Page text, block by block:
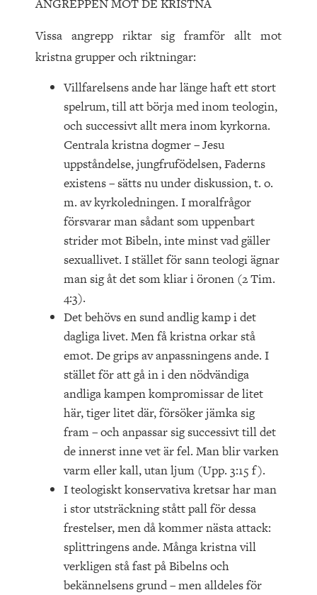
ANGREPPEN MOT DE KRISTNA
Vissa angrepp riktar sig framför allt mot
kristna grupper och riktningar:
Villfarelsens ande har länge haft ett stort
spelrum, till att börja med inom teologin,
och successivt allt mera inom kyrkorna.
Centrala kristna dogmer – Jesu
uppståndelse, jungfrufödelsen, Faderns
existens – sätts nu under diskussion, t. o.
m. av kyrkoledningen. I moralfrågor
försvarar man sådant som uppenbart
strider mot Bibeln, inte minst vad gäller
sexuallivet. I stället för sann teologi ägnar
man sig åt det som kliar i öronen (2 Tim.
4:3).
Det behövs en sund andlig kamp i det
dagliga livet. Men få kristna orkar stå
emot. De grips av anpassningens ande. I
stället för att gå in i den nödvändiga
andliga kampen kompromissar de litet
här, tiger litet där, försöker jämka sig
fram – och anpassar sig successivt till det
de innerst inne vet är fel. Man blir varken
varm eller kall, utan ljum (Upp. 3:15 f).
I teologiskt konservativa kretsar har man
i stor utsträckning stått pall för dessa
frestelser, men då kommer nästa attack:
splittringens ande. Många kristna vill
verkligen stå fast på Bibelns och
bekännelsens grund – men alldeles för